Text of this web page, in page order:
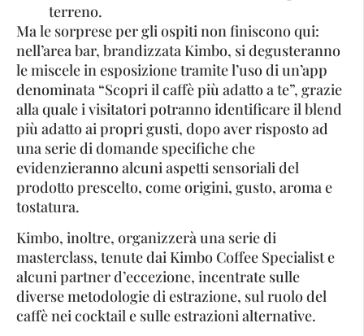
terreno.
Ma le sorprese per gli ospiti non finiscono qui:
nell’area bar, brandizzata Kimbo, si degusteranno
le miscele in esposizione tramite l’uso di un’app
denominata “Scopri il caffè più adatto a te”, grazie
alla quale i visitatori potranno identificare il blend
più adatto ai propri gusti, dopo aver risposto ad
una serie di domande specifiche che
evidenzieranno alcuni aspetti sensoriali del
prodotto prescelto, come origini, gusto, aroma e
tostatura.
Kimbo, inoltre, organizzerà una serie di
masterclass, tenute dai Kimbo Coffee Specialist e
alcuni partner d’eccezione, incentrate sulle
diverse metodologie di estrazione, sul ruolo del
caffè nei cocktail e sulle estrazioni alternative.